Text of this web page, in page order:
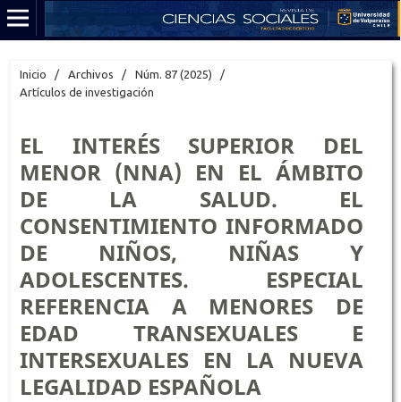
Inicio / Archivos / Núm. 87 (2025)
/
Artículos de investigación
EL INTERÉS SUPERIOR DEL
MENOR (NNA) EN EL ÁMBITO
DE LA SALUD. EL
CONSENTIMIENTO INFORMADO
DE NIÑOS, NIÑAS Y
ADOLESCENTES. ESPECIAL
REFERENCIA A MENORES DE
EDAD TRANSEXUALES E
INTERSEXUALES EN LA NUEVA
LEGALIDAD ESPAÑOLA